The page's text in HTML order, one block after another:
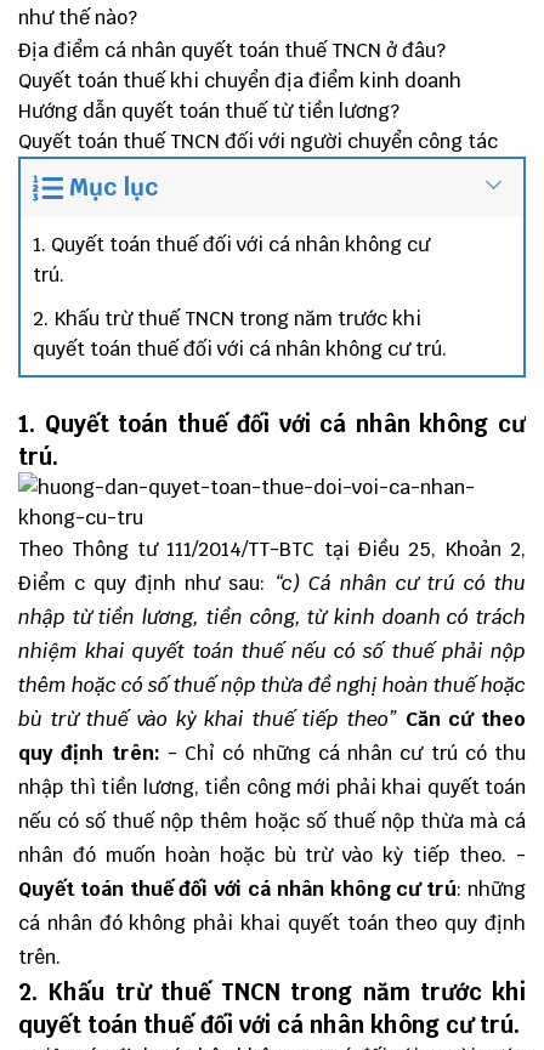
như thế nào?
Địa điểm cá nhân quyết toán thuế TNCN ở đâu?
Quyết toán thuế khi chuyển địa điểm kinh doanh
Hướng dẫn quyết toán thuế từ tiền lương?
Quyết toán thuế TNCN đối với người chuyển công tác
Mục lục
1. Quyết toán thuế đối với cá nhân không cư
trú.
2. Khấu trừ thuế TNCN trong năm trước khi
quyết toán thuế đối với cá nhân không cư trú.
1. Quyết toán thuế đối với cá nhân không cư
trú.
Theo Thông tư 111/2014/TT-BTC tại Điều 25, Khoản 2,
Điểm c quy định như sau: “c) Cá nhân cư trú có thu
nhập từ tiền lương, tiền công, từ kinh doanh có trách
nhiệm khai quyết toán thuế nếu có số thuế phải nộp
thêm hoặc có số thuế nộp thừa đề nghị hoàn thuế hoặc
bù trừ thuế vào kỳ khai thuế tiếp theo” Căn cứ theo
quy định trên: - Chỉ có những cá nhân cư trú có thu
nhập thì tiền lương, tiền công mới phải khai quyết toán
nếu có số thuế nộp thêm hoặc số thuế nộp thừa mà cá
nhân đó muốn hoàn hoặc bù trừ vào kỳ tiếp theo. -
Quyết toán thuế đối với cá nhân không cư trú: những
cá nhân đó không phải khai quyết toán theo quy định
trên.
2. Khấu trừ thuế TNCN trong năm trước khi
quyết toán thuế đối với cá nhân không cư trú.